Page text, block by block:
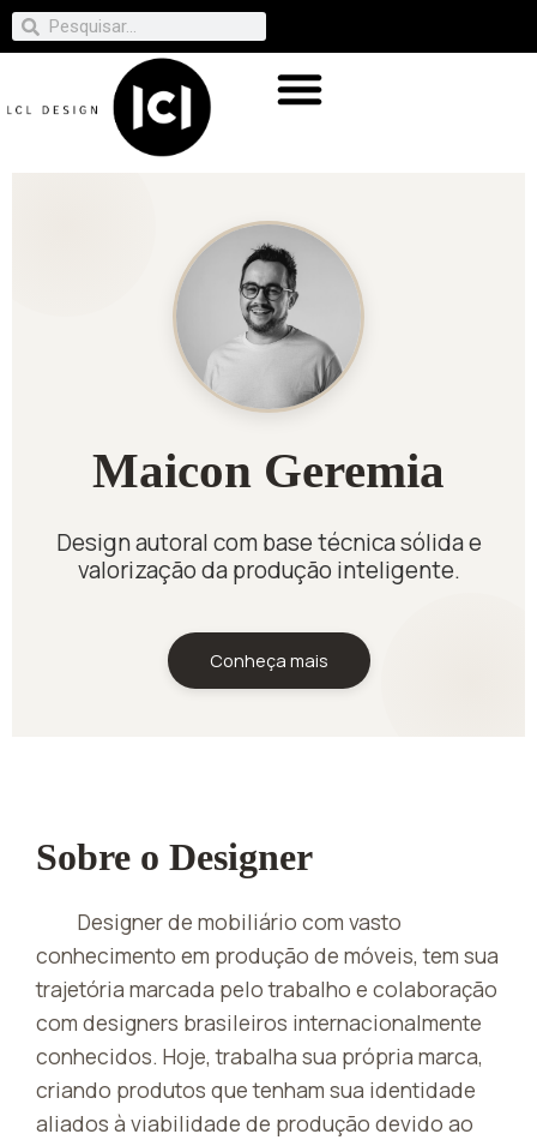
Maicon Geremia
Design autoral com base técnica sólida e
valorização da produção inteligente.
Conheça mais
Sobre o Designer
Designer de mobiliário com vasto
conhecimento em produção de móveis, tem sua
trajetória marcada pelo trabalho e colaboração
com designers brasileiros internacionalmente
conhecidos. Hoje, trabalha sua própria marca,
criando produtos que tenham sua identidade
aliados à viabilidade de produção devido ao